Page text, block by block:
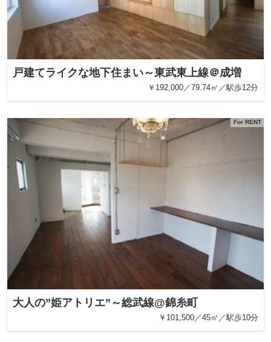
戸建てライクな地下住まい～東武東上線＠成増
￥192,000／79.74㎡／駅歩12分
For RENT
大人の”姫アトリエ”～総武線@錦糸町
￥101,500／45㎡／駅歩10分